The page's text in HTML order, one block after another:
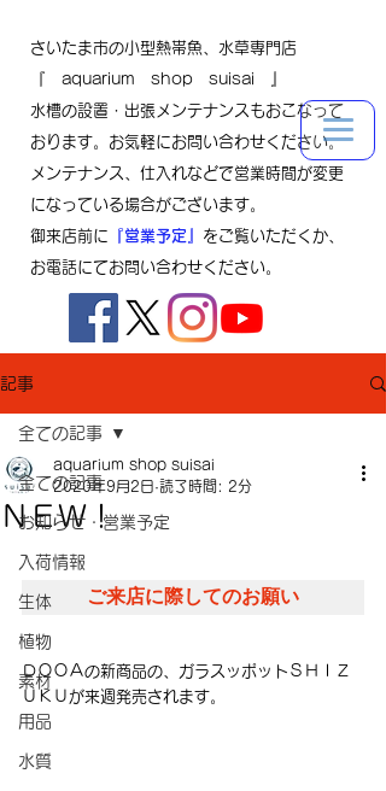
さいたま市の小型熱帯魚、水草専門店
『 aquarium shop suisai 』
水槽の設置・出張メンテナンスもおこなって
おります。お気軽にお問い合わせください。
メンテナンス、仕入れなどで営業時間が変更
になっている場合がございます。
御来店前に 『営業予定』 をご覧いただくか、
お電話にてお問い合わせください。
記事
全ての記事
お知らせ・営業予定
入荷情報
生体
植物
素材
用品
水質
全ての記事
ＮＥＷ！
aquarium shop suisai
2020年9月2日 読了時間: 2分
ご来店に際してのお願い
ＤＯＯＡの新商品の、ガラスッポットＳＨＩＺ
ＵＫＵが来週発売されます。